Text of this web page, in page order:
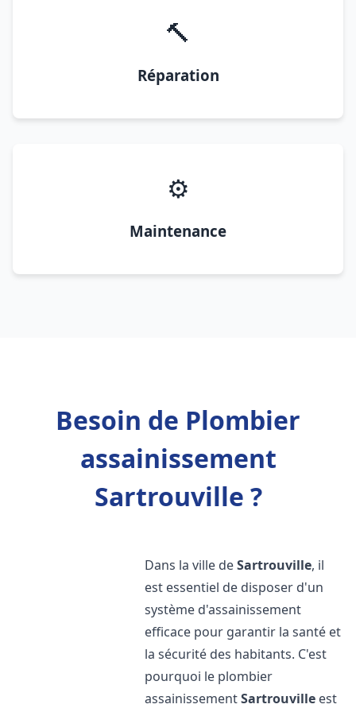
🔨
Réparation
⚙️
Maintenance
Besoin de Plombier
assainissement
Sartrouville ?
Dans la ville deSartrouville, il
est essentiel de disposer d'un
système d'assainissement
efficace pour garantir la santé et
la sécurité des habitants. C'est
pourquoi le plombier
assainissementSartrouville est